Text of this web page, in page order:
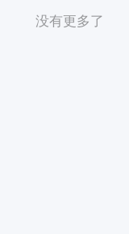
没有更多了